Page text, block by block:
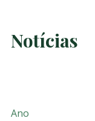
Notícias
Ano